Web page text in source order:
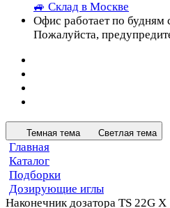
🚙 Склад в Москве
Офис работает по будням
Пожалуйста,
Темная тема Светлая тема
Главная
Каталог
Подборки
Дозирующие иглы
Наконечник дозатора TS 22G